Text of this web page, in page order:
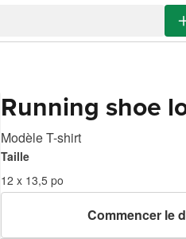
Running shoe
Modèle T-shirt
Taille
12 x 13,5 po
Commencer le